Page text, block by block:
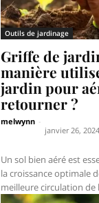
Outils de jardinage
Griffe de
manière
jardin pour
retourner ?
melwynn
janvier 26, 2024
Un sol bien aéré est
la croissance optimale
meilleure circulation de